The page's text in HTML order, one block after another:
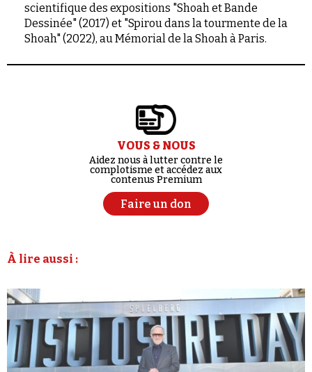
scientifique des expositions "Shoah et Bande
Dessinée" (2017) et "Spirou dans la tourmente de la
Shoah" (2022), au Mémorial de la Shoah à Paris.
VOUS & NOUS
Aidez nous à lutter contre le
complotisme et accédez aux
contenus Premium
Faire un don
À lire aussi :